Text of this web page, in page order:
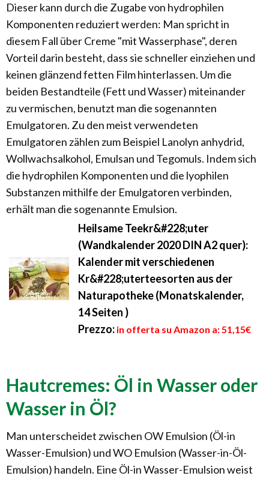
Dieser kann durch die Zugabe von hydrophilen
Komponenten reduziert werden: Man spricht in
diesem Fall über Creme "mit Wasserphase", deren
Vorteil darin besteht, dass sie schneller einziehen und
keinen glänzend fetten Film hinterlassen. Um die
beiden Bestandteile (Fett und Wasser) miteinander
zu vermischen, benutzt man die sogenannten
Emulgatoren. Zu den meist verwendeten
Emulgatoren zählen zum Beispiel Lanolyn anhydrid,
Wollwachsalkohol, Emulsan und Tegomuls. Indem sich
die hydrophilen Komponenten und die lyophilen
Substanzen mithilfe der Emulgatoren verbinden,
erhält man die sogenannte Emulsion.
Heilsame Teekr&#228;uter
(Wandkalender 2020 DIN A2 quer):
Kalender mit verschiedenen
Kr&#228;uterteesorten aus der
Naturapotheke (Monatskalender,
14 Seiten )
Prezzo: in offerta su Amazon a: 51,15€
Hautcremes: Öl in Wasser oder
Wasser in Öl?
Man unterscheidet zwischen OW Emulsion (Öl-in
Wasser-Emulsion) und WO Emulsion (Wasser-in-Öl-
Emulsion) handeln. Eine Öl-in Wasser-Emulsion weist